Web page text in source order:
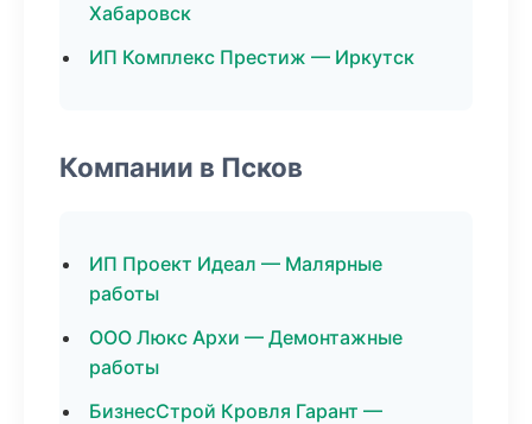
Хабаровск
ИП Комплекс Престиж — Иркутск
Компании в Псков
ИП Проект Идеал — Малярные
работы
ООО Люкс Архи — Демонтажные
работы
БизнесСтрой Кровля Гарант —